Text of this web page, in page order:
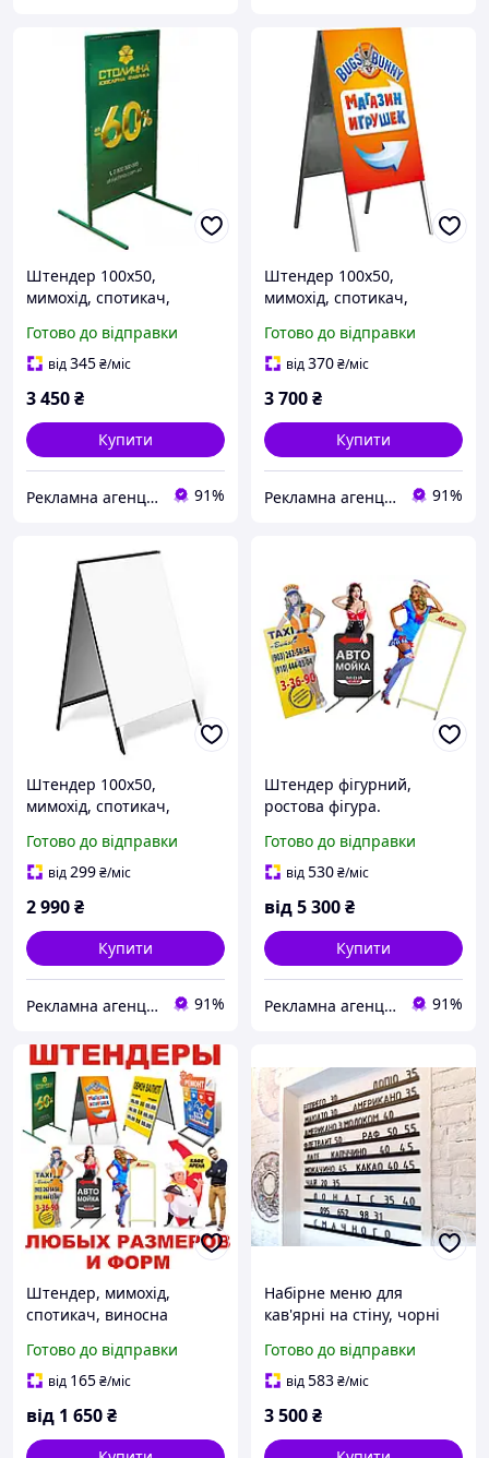
Штендер 100х50,
мимохід, спотикач,
розкладачка, крейдяний.
Готово до відправки
від345₴/міс
3 450₴
Купити
Рекламна агенція "VLAD" 91%
Штендер 100х50,
мимохід, спотикач,
розкладачка, крейдяний.
Готово до відправки
від370₴/міс
3 700₴
Купити
Рекламна агенція "VLAD" 91%
Штендер 100х50,
мимохід, спотикач,
розкладачка, крейдяний.
Готово до відправки
від299₴/міс
2 990₴
Купити
Рекламна агенція "VLAD" 91%
Штендер фігурний,
ростова фігура.
Готово до відправки
від530₴/міс
від5 300₴
Купити
Рекламна агенція "VLAD" 91%
Штендер, мимохід,
спотикач, виносна
розкладачка, ростові
фігури, крейдяний.
Готово до відправки
від 165₴/міс
від 1 650₴
Набірне меню для
кав'ярні на стіну, чорні
настінне для кав'ярні та
кафе
Готово до відправки
від583₴/міс
3 500₴